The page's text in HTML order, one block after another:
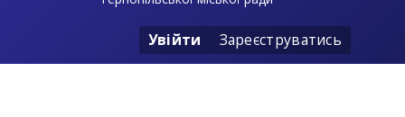
Увійти Зареєструватись